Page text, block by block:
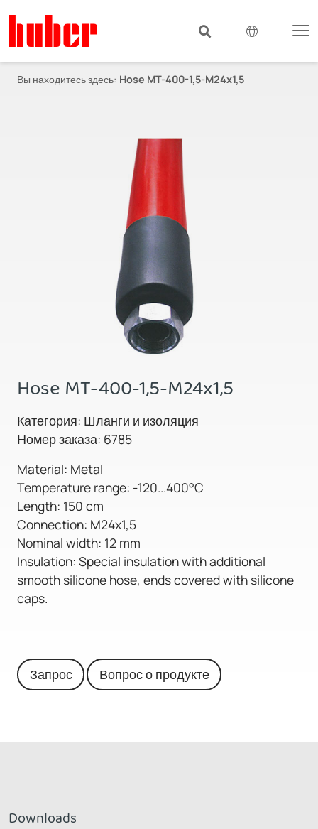
Вы находитесь здесь: Hose MT-400-1,5-M24x1,5
Hose MT-400-1,5-M24x1,5
Категория: Шланги и изоляция
Номер заказа: 6785
Material: Metal
Temperature range: -120...400°C
Length: 150 cm
Connection: M24x1,5
Nominal width: 12 mm
Insulation: Special insulation with additional
smooth silicone hose, ends covered with silicone
caps.
Запрос Вопрос о продукте
Downloads